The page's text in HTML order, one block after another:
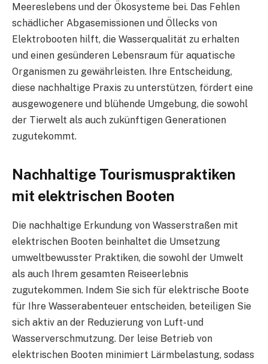
Meereslebens und der Ökosysteme bei. Das Fehlen
schädlicher Abgasemissionen und Öllecks von
Elektrobooten hilft, die Wasserqualität zu erhalten
und einen gesünderen Lebensraum für aquatische
Organismen zu gewährleisten. Ihre Entscheidung,
diese nachhaltige Praxis zu unterstützen, fördert eine
ausgewogenere und blühende Umgebung, die sowohl
der Tierwelt als auch zukünftigen Generationen
zugutekommt.
Nachhaltige Tourismuspraktiken
mit elektrischen Booten
Die nachhaltige Erkundung von Wasserstraßen mit
elektrischen Booten beinhaltet die Umsetzung
umweltbewusster Praktiken, die sowohl der Umwelt
als auch Ihrem gesamten Reiseerlebnis
zugutekommen. Indem Sie sich für elektrische Boote
für Ihre Wasserabenteuer entscheiden, beteiligen Sie
sich aktiv an der Reduzierung von Luft- und
Wasserverschmutzung. Der leise Betrieb von
elektrischen Booten minimiert Lärmbelastung, sodass